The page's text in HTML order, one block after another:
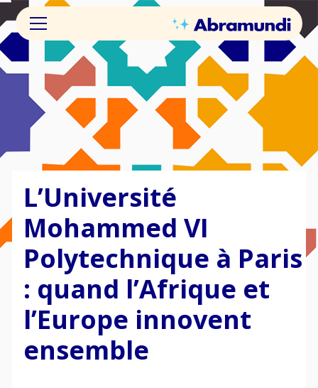
L’Université
Mohammed VI
Polytechnique à Paris
: quand l’Afrique et
l’Europe innovent
ensemble